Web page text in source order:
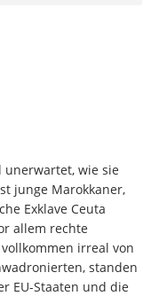
unerwartet, wie sie
junge Marokkaner,
Exklave Ceuta
allem rechte
irreal von
standen
EU-Staaten und die